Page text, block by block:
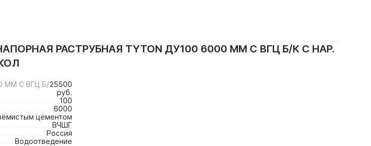
РАСТРУБНАЯ TYTON ДУ100 6000 ММ С ВГЦ Б/К С НАР.
ММ С ВГЦ Б/25500
руб.
100
6000
цементом
ВЧШГ
Россия
Водоотведение